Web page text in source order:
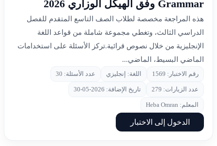
Grammar وفق الهيكل الوزاري 2026
هذه المراجعة مخصصة لطلاب الصف التاسع المتقدم للفصل
الدراسي الثالث، وتغطي مجموعة شاملة من قواعد اللغة
الإنجليزية من خلال نصوص قرائية.تركز الأسئلة على استخدامات
الماضي البسيط، الماضي...
رقم الاختبار: 1569 اللغة: إنجليزي عدد الأسئلة: 30
عدد الزيارات: 279 تاريخ الإضافة: 2026-05-30
المعلم: Heba Omran
الدخول إلى الاختبار